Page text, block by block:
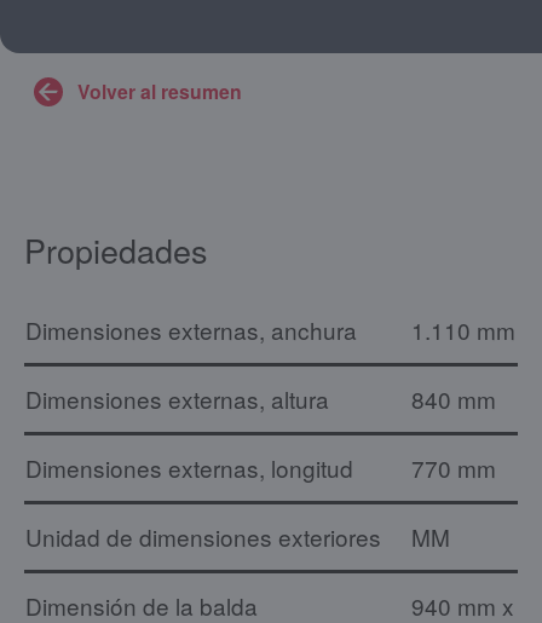
Volver al resumen
Propiedades
Dimensiones externas, anchura 1.110 mm
Dimensiones externas, altura 840 mm
Dimensiones externas, longitud 770 mm
Unidad de dimensiones exteriores MM
Dimensión de la balda 940 mm x